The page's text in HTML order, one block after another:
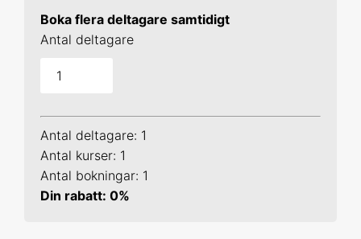
25-26 aug 2026 Online
29-30 sep 2026 Online
24-25 nov 2026 Online
19-20 jan 2027 Online
Boka flera deltagare samtidigt
Antal deltagare
Antal deltagare: 1
Antal kurser: 1
Antal bokningar: 1
Din rabatt: 0%